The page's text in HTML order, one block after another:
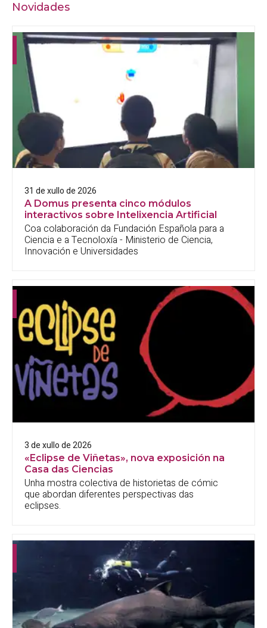
Novidades
31 de xullo de 2026
A Domus presenta cinco módulos
interactivos sobre Intelixencia Artificial
Coa colaboración da Fundación Española para a
Ciencia e a Tecnoloxía - Ministerio de Ciencia,
Innovación e Universidades
3 de xullo de 2026
«Eclipse de Viñetas», nova exposición na
Casa das Ciencias
Unha mostra colectiva de historietas de cómic
que abordan diferentes perspectivas das
eclipses.